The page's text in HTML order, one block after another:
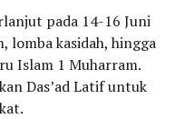
pada 14-16 Juni
lomba kasidah, hingga
Islam 1 Muharram.
Das’ad Latif untuk